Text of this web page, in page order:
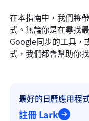
在本指南中，我們將
式。無論你是在尋找
Google同步的工具，
式，我們都會幫助你
最好的日曆應用程
註冊 Lark